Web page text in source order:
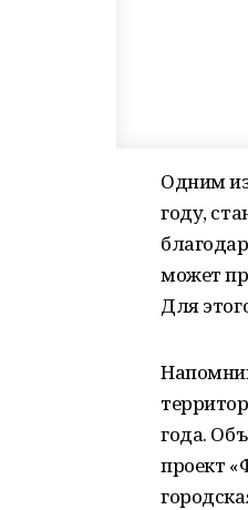
Одним
году,
может
Для
года.
проект